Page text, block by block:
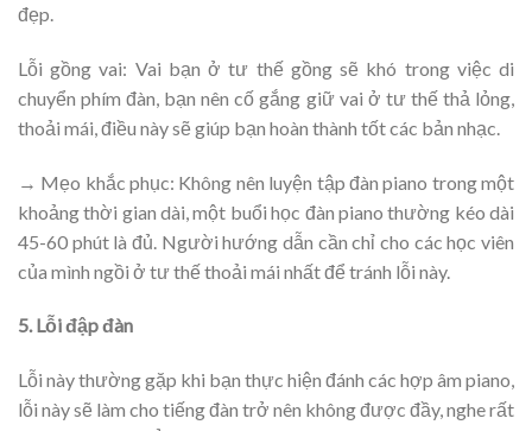
đẹp.
Lỗi gồng vai: Vai bạn ở tư thế gồng sẽ khó trong việc di
chuyển phím đàn, bạn nên cố gắng giữ vai ở tư thế thả lỏng,
thoải mái, điều này sẽ giúp bạn hoàn thành tốt các bản nhạc.
→ Mẹo khắc phục: Không nên luyện tập đàn piano trong một
khoảng thời gian dài, một buổi học đàn piano thường kéo dài
45-60 phút là đủ. Người hướng dẫn cần chỉ cho các học viên
của mình ngồi ở tư thế thoải mái nhất để tránh lỗi này.
5. Lỗi đập đàn
Lỗi này thường gặp khi bạn thực hiện đánh các hợp âm piano,
lỗi này sẽ làm cho tiếng đàn trở nên không được đầy, nghe rất